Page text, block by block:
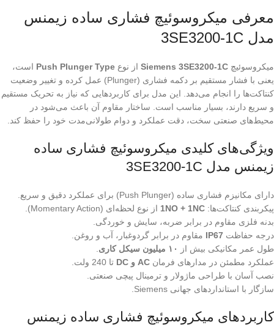
معرفی میکروسوئیچ فشاری ساده زیمنس
مدل 3SE3200-1C
میکروسوئیچ Siemens 3SE3200-1C از نوع Push Plunger Type است،
یعنی با فشار مستقیم بر دکمه فشاری (Plunger) عمل کرده و تغییر وضعیت
کنتاکت‌ها را انجام می‌دهد. این مدل برای کاربردهایی که نیاز به تحریک مستقیم
و سریع دارند، بسیار مناسب است. ساختار مقاوم آن باعث می‌شود در
محیط‌های صنعتی سخت، دقت عملکرد و دوام طولانی‌مدت خود را حفظ کند.
ویژگی‌های کلیدی میکروسوئیچ فشاری ساده
زیمنس مدل 3SE3200-1C
دارای مکانیزم فشاری ساده (Push Plunger) برای عملکرد دقیق و سریع.
پیکربندی کنتاکت‌ها: 1NO + 1NC از نوع لحظه‌ای (Momentary Action).
بدنه فلزی مقاوم در برابر ضربه، سایش و خوردگی.
درجه حفاظت IP67 مقاوم در برابر گردوغبار، آب و روغن.
طول عمر مکانیکی بیش از
۱۰ میلیون سیکل کاری
عملکرد مطمئن در مدارهای فرمان AC و DC
تا 240 ولت.
نصب آسان با طراحی ماژولار و ترمینال پیچی صنعتی.
سازگار با استانداردهای جهانی Siemens.
کاربردهای میکروسوئیچ فشاری ساده زیمنس